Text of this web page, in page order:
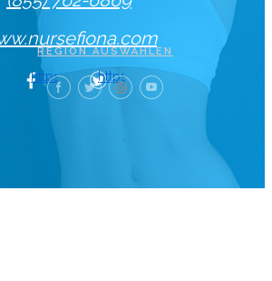
REGION AUSWÄHLEN
https://www.facebook.com/rnBOTOX®
https://twitter.com/